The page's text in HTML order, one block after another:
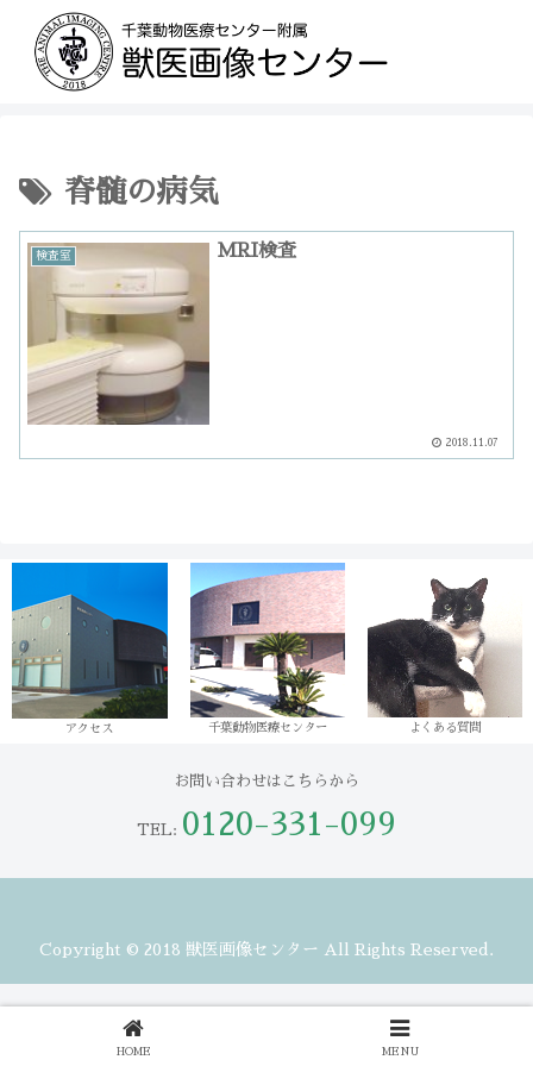
脊髄の病気
検査室 MRI検査
2018.11.07
アクセス 千葉動物医療センター よくある質問
お問い合わせはこちらから
TEL: 0120-331-099
Copyright © 2018 獣医画像センター All Rights Reserved.
HOME MENU